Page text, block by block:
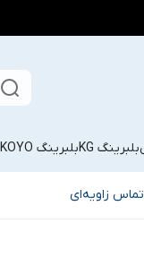
بلبرینگ KG بلبرینگ KOYO
زاویه‌ای